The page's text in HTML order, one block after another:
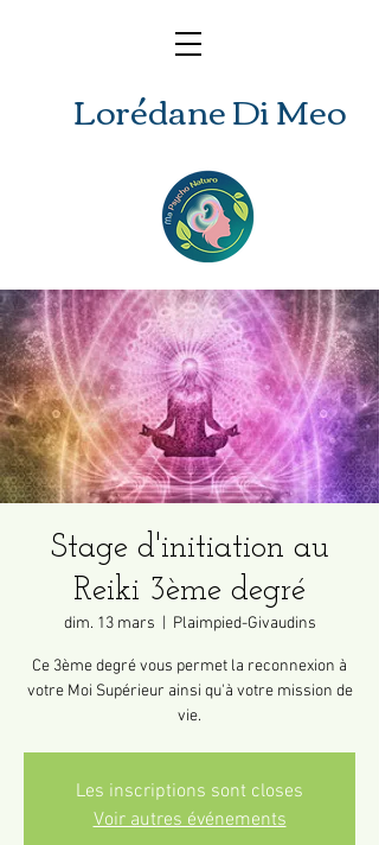
Lorédane Di Meo
Stage d'initiation au
Reiki 3ème degré
dim. 13 mars Plaimpied-Givaudins
Ce 3ème degré vous permet la reconnexion à
votre Moi Supérieur ainsi qu'à votre mission de
vie.
Les inscriptions sont closes
Voir autres événements